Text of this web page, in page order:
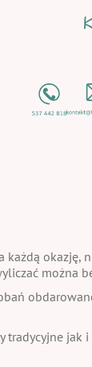
okazję,
można